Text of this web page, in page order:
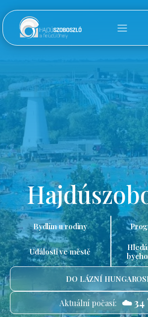
Bydlím u rodiny
Události ve městě
DO LÁZNÍ
Aktuální počasí: ☁️ 34